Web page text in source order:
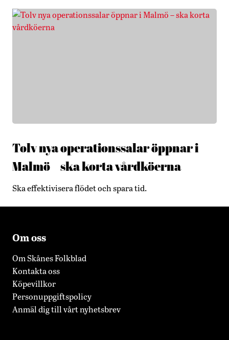
Tolv nya operationssalar öppnar i
Malmö – ska korta vårdköerna
Ska effektivisera flödet och spara tid.
Om oss
Om Skånes Folkblad
Kontakta oss
Köpevillkor
Personuppgiftspolicy
Anmäl dig till vårt nyhetsbrev